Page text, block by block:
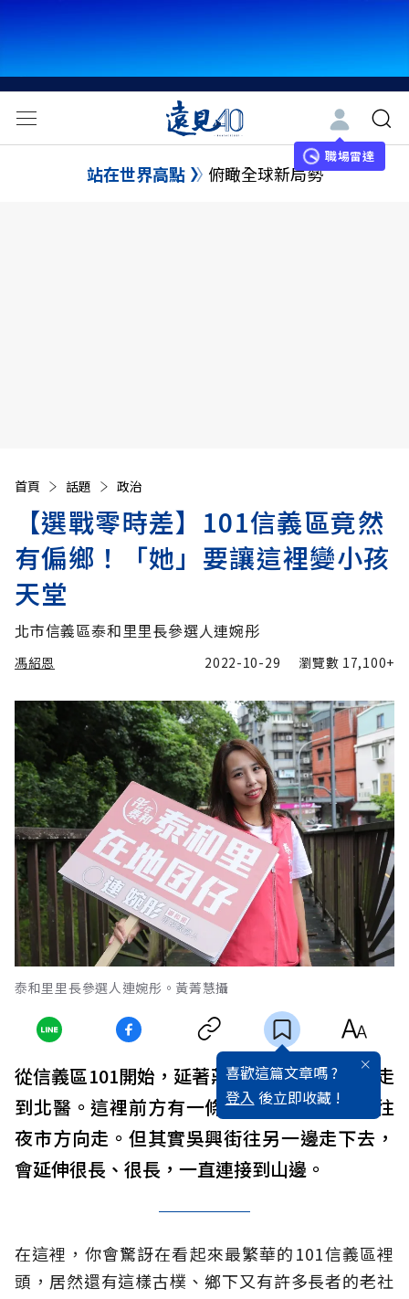
職場雷達
站在世界高點 俯瞰全球新局勢
首頁 話題 政治
【選戰零時差】101信義區竟然
有偏鄉！「她」要讓這裡變小孩
天堂
北市信義區泰和里里長參選人連婉彤
馮紹恩 2022-10-29 瀏覽數 17,100+
泰和里里長參選人連婉彤。黃菁慧攝
喜歡這篇文章嗎 ?
登入 後立即收藏 !
從信義區101開始，延著莊敬路走，很快就會走
到北醫。這裡前方有一條吳興街，許多人會往
夜市方向走。但其實吳興街往另一邊走下去，
會延伸很長、很長，一直連接到山邊。
在這裡，你會驚訝在看起來最繁華的101信義區裡
頭，居然還有這樣古樸、鄉下又有許多長者的老社